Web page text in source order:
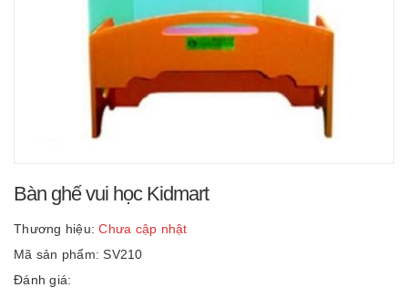
Bàn ghế vui học Kidmart
Thương hiệu: Chưa cập nhật
Mã sản phẩm: SV210
Đánh giá: